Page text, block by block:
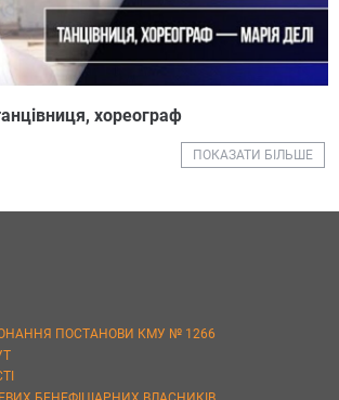
хореограф
ПОКАЗАТИ БІЛЬШЕ
ПОСТАНОВИ КМУ № 1266